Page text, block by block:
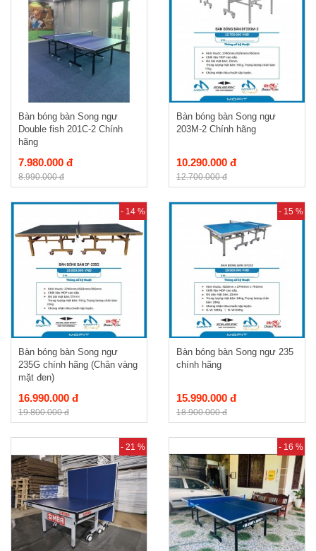
Bàn bóng bàn Song ngư
Double fish 201C-2 Chính
hãng
7.980.000 đ
8.990.000 đ
Bàn bóng bàn Song ngư
203M-2 Chính hãng
10.290.000 đ
12.700.000 đ
- 14 %
Bàn bóng bàn Song ngư
235G chính hãng (Chân vàng
mặt đen)
16.990.000 đ
19.800.000 đ
- 15 %
Bàn bóng bàn Song ngư 235
chính hãng
15.990.000 đ
18.900.000 đ
- 21 % - 16 %